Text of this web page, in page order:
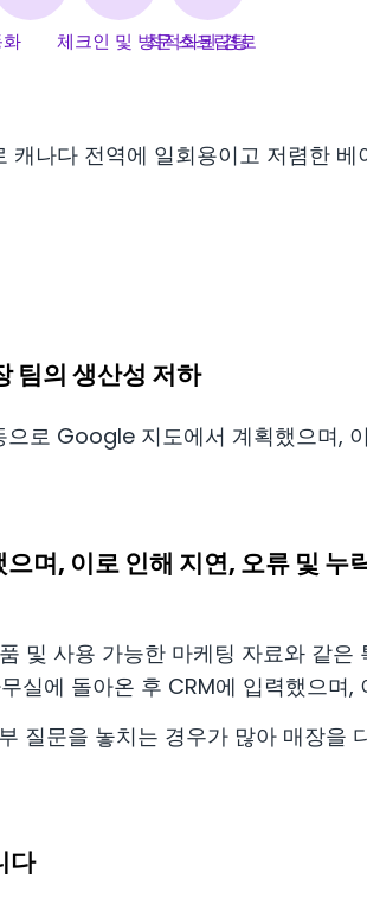
체크인 및 방문 스크립팅
최적화된 경로
나다 전역에 일회용이고 저렴한 베
팀의 생산성 저하
로 Google 지도에서 계획했으며,
며, 이로 인해 지연, 오류 및 누
및 사용 가능한 마케팅 자료와 같
실에 돌아온 후 CRM에 입력했으며,
질문을 놓치는 경우가 많아 매장을
다